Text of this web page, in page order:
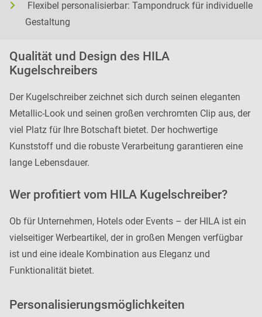
Flexibel personalisierbar: Tampondruck für individuelle
Gestaltung
Qualität und Design des HILA
Kugelschreibers
Der Kugelschreiber zeichnet sich durch seinen eleganten
Metallic-Look und seinen großen verchromten Clip aus, der
viel Platz für Ihre Botschaft bietet. Der hochwertige
Kunststoff und die robuste Verarbeitung garantieren eine
lange Lebensdauer.
Wer profitiert vom HILA Kugelschreiber?
Ob für Unternehmen, Hotels oder Events – der HILA ist ein
vielseitiger Werbeartikel, der in großen Mengen verfügbar
ist und eine ideale Kombination aus Eleganz und
Funktionalität bietet.
Personalisierungsmöglichkeiten